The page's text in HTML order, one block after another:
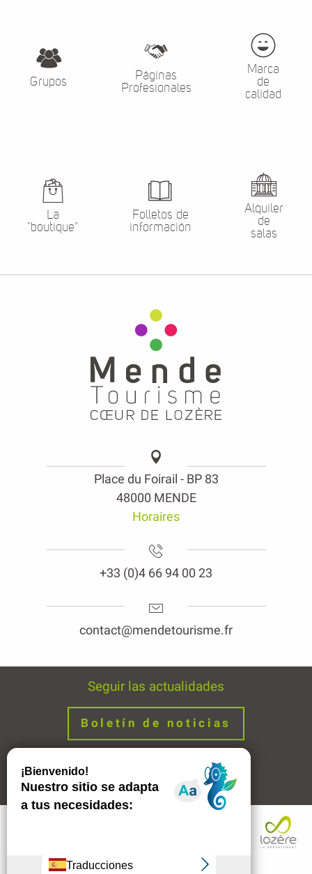
Descripción
Grupos
Páginas
Profesionales
Marca
de
calidad
La
"boutique"
Folletos de
información
Alquiler
de
salas
Place du Foirail - BP 83
48000 MENDE
Horaires
+33 (0)4 66 94 00 23
contact@mendetourisme.fr
Seguir las actualidades
Boletín de noticias
Avisos legales Enlaces